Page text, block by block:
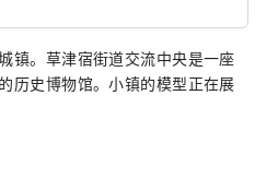
镇。草津宿街道交流中央是一座
历史博物馆。小镇的模型正在展